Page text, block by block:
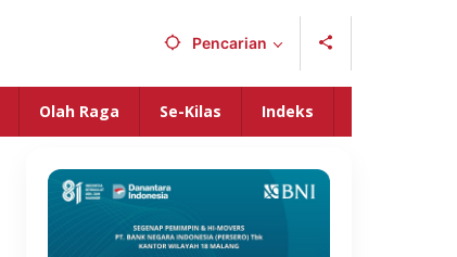
Pencarian
Olah Raga Se-Kilas Indeks